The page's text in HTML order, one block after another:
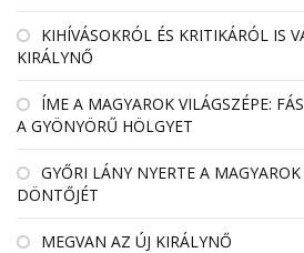
KIHÍVÁSOKRÓL ÉS KRITIKÁRÓL IS
KIRÁLYNŐ
ÍME A MAGYAROK VILÁGSZÉPE:
A GYÖNYÖRŰ HÖLGYET
GYŐRI LÁNY NYERTE A
DÖNTŐJÉT
MEGVAN AZ ÚJ KIRÁLYNŐ